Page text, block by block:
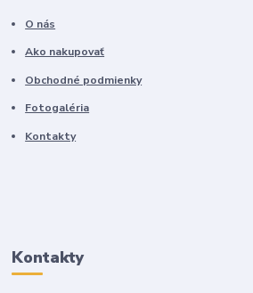
O nás
Ako nakupovať
Obchodné podmienky
Fotogaléria
Kontakty
Kontakty